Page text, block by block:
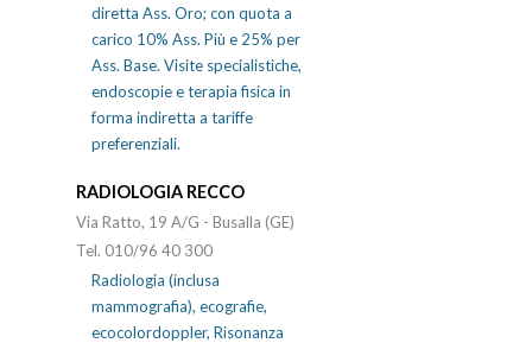
diretta Ass. Oro; con quota a
carico 10% Ass. Più e 25% per
Ass. Base. Visite specialistiche,
endoscopie e terapia fisica in
forma indiretta a tariffe
preferenziali.
RADIOLOGIA RECCO
Via Ratto, 19 A/G - Busalla (GE)
Tel. 010/96 40 300
Radiologia (inclusa
mammografia), ecografie,
ecocolordoppler, Risonanza